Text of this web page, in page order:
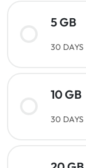
5 GB
30 DAYS
10 GB
30 DAYS